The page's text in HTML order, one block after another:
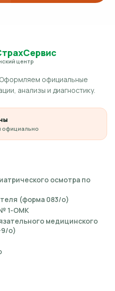
центр
Оформляем официальные
анализы и диагностику.
официально
осмотра по
(форма 083/о)
№ 1-ОМК
медицинского
9/о)